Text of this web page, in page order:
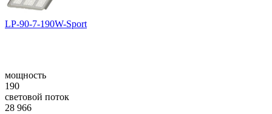
LP-90-7-190W-Sport
мощность
190
световой поток
28 966